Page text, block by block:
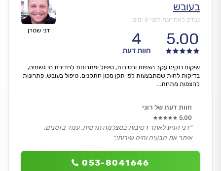
דני שטרן
בעובש
נבדק לאחרונה לפני 6 ימים
5.00
4
חוות דעת
053-8041646
שיקום נזקים עקב הצפות ורטיבות, טיפול ופתרונות לחדירת מי גשמים,
בדיקות לחות שמתבצעות לפי תקן מכון התקנים, טיפול בעובש, פתרונות
להצפות מתחת...
חוות דעת של רוני
5.00
״דני הגיע לאתר רטיבות במצלמה תרמית. עמד בזמנים,
איתר את הבעיה והיה שירותי.״